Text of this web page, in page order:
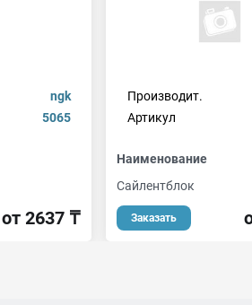
ngk
5065
от 2637 ₸
Производит.
Артикул
Наименование
Сайлентблок
Заказать